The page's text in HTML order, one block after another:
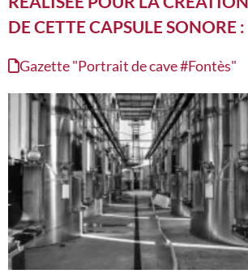
DE CETTE CAPSULE SONORE :
Gazette "Portrait de cave #Fontès"